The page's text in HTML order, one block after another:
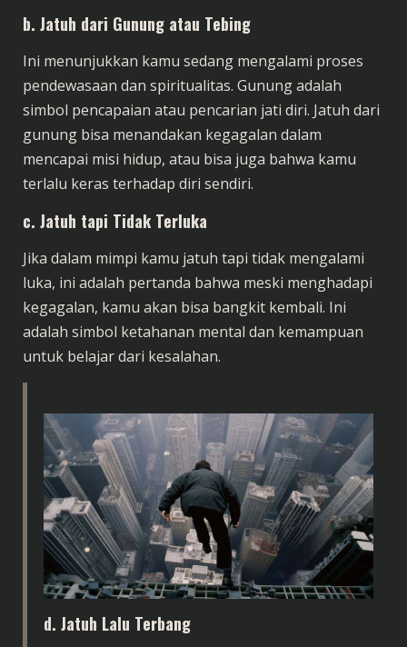
b. Jatuh dari Gunung atau Tebing
Ini menunjukkan kamu sedang mengalami proses
pendewasaan dan spiritualitas. Gunung adalah
simbol pencapaian atau pencarian jati diri. Jatuh dari
gunung bisa menandakan kegagalan dalam
mencapai misi hidup, atau bisa juga bahwa kamu
terlalu keras terhadap diri sendiri.
c. Jatuh tapi Tidak Terluka
Jika dalam mimpi kamu jatuh tapi tidak mengalami
luka, ini adalah pertanda bahwa meski menghadapi
kegagalan, kamu akan bisa bangkit kembali. Ini
adalah simbol ketahanan mental dan kemampuan
untuk belajar dari kesalahan.
d. Jatuh Lalu Terbang